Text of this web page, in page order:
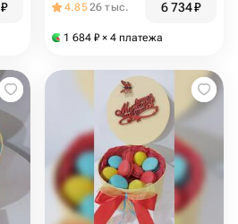
₽ 4.8526 тыс. 6 734₽
1 684 ₽ × 4 платежа